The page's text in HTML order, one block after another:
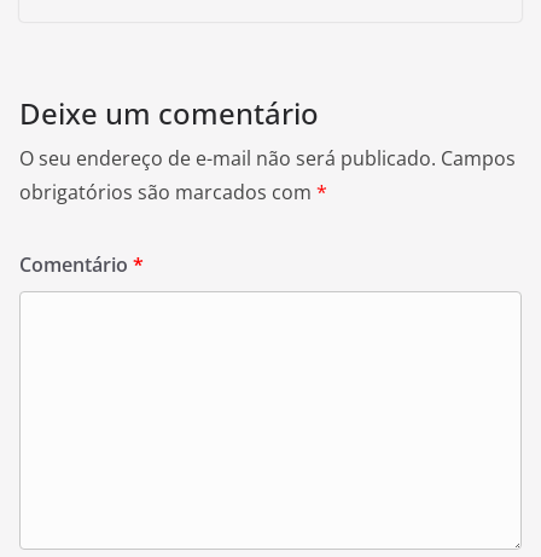
Deixe um comentário
O seu endereço de e-mail não será publicado. Campos
obrigatórios são marcados com *
Comentário *